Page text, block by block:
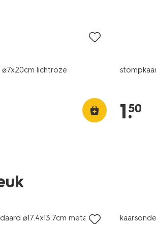
⌀7x20cm lichtroze
1.
50
⌀17.4x13.7cm metaal